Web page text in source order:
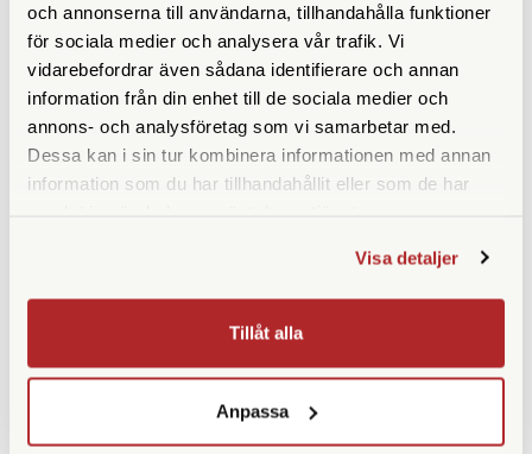
och annonserna till användarna, tillhandahålla funktioner
för sociala medier och analysera vår trafik. Vi
vidarebefordrar även sådana identifierare och annan
information från din enhet till de sociala medier och
annons- och analysföretag som vi samarbetar med.
Dessa kan i sin tur kombinera informationen med annan
information som du har tillhandahållit eller som de har
Visa detaljer
Tillåt alla
Anpassa